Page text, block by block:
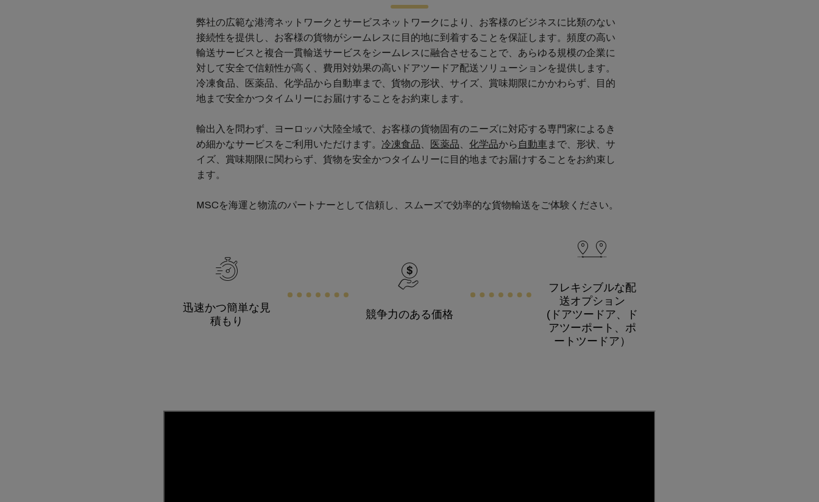
弊社の広範な港湾ネットワークとサービスネットワークにより、お客様のビジネスに比類のない
接続性を提供し、お客様の貨物がシームレスに目的地に到着することを保証します。頻度の高い
輸送サービスと複合一貫輸送サービスをシームレスに融合させることで、あらゆる規模の企業に
対して安全で信頼性が高く、費用対効果の高いドアツードア配送ソリューションを提供します。
冷凍食品、医薬品、化学品から自動車まで、貨物の形状、サイズ、賞味期限にかかわらず、目的
地まで安全かつタイムリーにお届けすることをお約束します。
輸出入を問わず、ヨーロッパ大陸全域で、お客様の貨物固有のニーズに対応する専門家によるき
め細かなサービスをご利用いただけます。 冷凍食品 医薬品 化学品から 自動車まで、形状、サ
イズ、賞味期限に関わらず、貨物を安全かつタイムリーに目的地までお届けすることをお約束し
ます。
MSCを海運と物流のパートナーとして信頼し、スムーズで効率的な貨物輸送をご体験ください。
迅速かつ簡単な見
積もり
競争力のある価格
フレキシブルな配
送オプション
(ドアツードア、ド
アツーポート、ポ
ートツードア）